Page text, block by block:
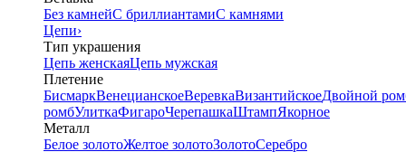
Без камнейС бриллиантамиС камнями
Цепи›
Тип украшения
Цепь женскаяЦепь мужская
Плетение
БисмаркВенецианскоеВеревкаВизантийскоеДвойной
ромбУлиткаФигароЧерепашкаШтампЯкорное
Металл
Белое золотоЖелтое золотоЗолотоСеребро